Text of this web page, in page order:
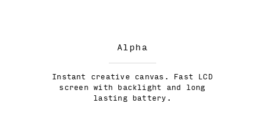
Alpha
Instant creative canvas. Fast LCD
screen with backlight and long
lasting battery.